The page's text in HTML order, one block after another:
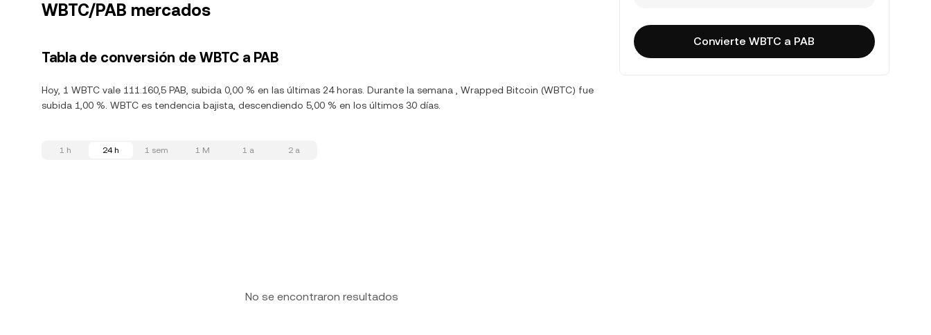
WBTC/PAB mercados
Tabla de conversión de WBTC a PAB
Hoy, 1 WBTC vale 111.160,5 PAB, subida 0,00 % en las últimas 24 horas. Durante la semana , Wrapped Bitcoin (WBTC) fue
subida 1,00 %. WBTC es tendencia bajista, descendiendo 5,00 % en los últimos 30 días.
1 h 24 h 1 sem 1 M 1 a 2 a
No se encontraron resultados
Convierte WBTC a PAB